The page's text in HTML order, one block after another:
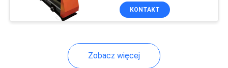
drukowania metalu
KONTAKT
Zobacz więcej